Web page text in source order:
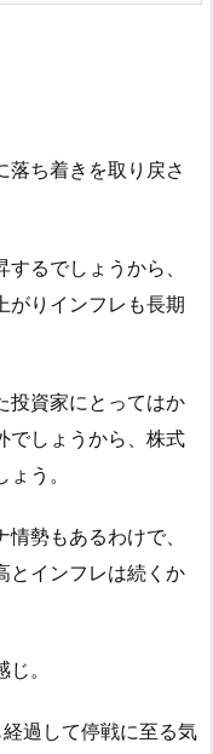
落ち着きを取り戻さ
るでしょうから、
がりインフレも長期
投資家にとってはか
でしょうから、株式
う。
勢もあるわけで、
とインフレは続くか
。
過して停戦に至る気